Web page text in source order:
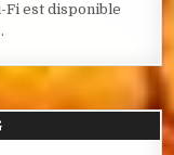
Fi est disponible